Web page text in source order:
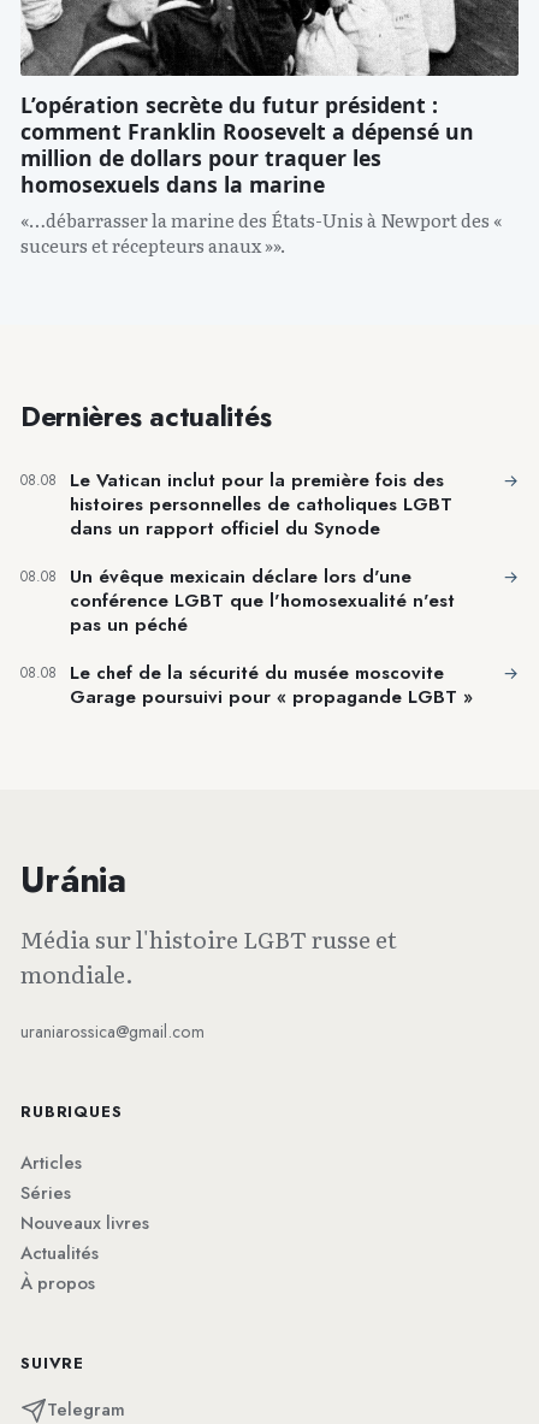
L’opération secrète du futur président :
comment Franklin Roosevelt a dépensé un
million de dollars pour traquer les
homosexuels dans la marine
«…débarrasser la marine des États-Unis à Newport des «
suceurs et récepteurs anaux »».
Dernières actualités
08.08
Le Vatican inclut pour la première fois des
histoires personnelles de catholiques LGBT
dans un rapport officiel du Synode
→
08.08
Un évêque mexicain déclare lors d'une
conférence LGBT que l'homosexualité n'est
pas un péché
→
08.08
Le chef de la sécurité du musée moscovite
Garage poursuivi pour « propagande LGBT »
→
Uránia
Média sur l'histoire LGBT russe et
mondiale.
uraniarossica@gmail.com
RUBRIQUES
Articles
Séries
Nouveaux livres
Actualités
À propos
SUIVRE
Telegram